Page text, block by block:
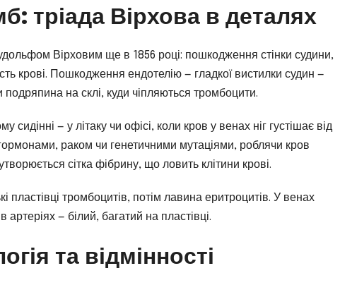
тріада Вірхова в деталях
Вірховим ще в 1856 році: пошкодження стінки судини,
крові. Пошкодження ендотелію — гладкої вистилки судин —
на склі, куди чіпляються тромбоцити.
сидінні — у літаку чи офісі, коли кров у венах ніг густішає від
гормонами, раком чи генетичними мутаціями, роблячи кров
сітка фібрину, що ловить клітини крові.
пластівці тромбоцитів, потім лавина еритроцитів. У венах
— білий, багатий на пластівці.
та відмінності